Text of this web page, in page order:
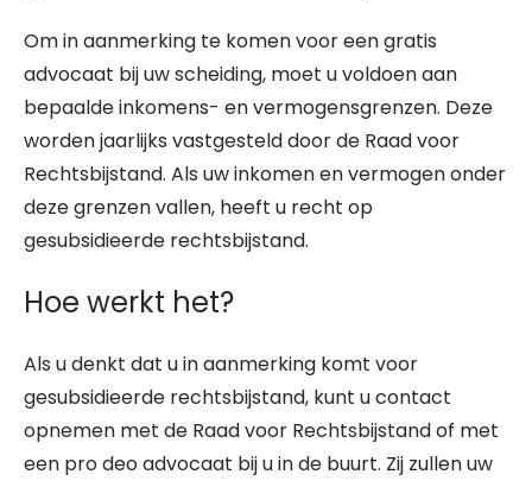
Om in aanmerking te komen voor een gratis
advocaat bij uw scheiding, moet u voldoen aan
bepaalde inkomens- en vermogensgrenzen. Deze
worden jaarlijks vastgesteld door de Raad voor
Rechtsbijstand. Als uw inkomen en vermogen onder
deze grenzen vallen, heeft u recht op
gesubsidieerde rechtsbijstand.
Hoe werkt het?
Als u denkt dat u in aanmerking komt voor
gesubsidieerde rechtsbijstand, kunt u contact
opnemen met de Raad voor Rechtsbijstand of met
een pro deo advocaat bij u in de buurt. Zij zullen uw